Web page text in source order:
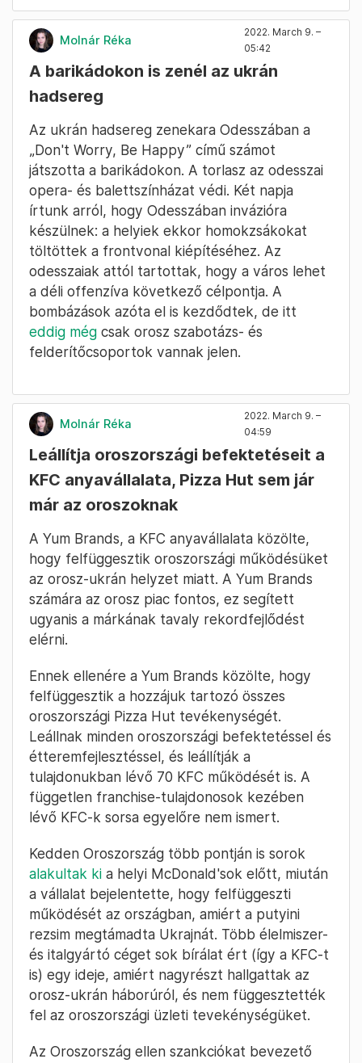
Molnár Réka
2022. March 9. –
05:42
A barikádokon is zenél az ukrán
hadsereg
Az ukrán hadsereg zenekara Odesszában a
„Don't Worry, Be Happy” című számot
játszotta a barikádokon. A torlasz az odesszai
opera- és balettszínházat védi. Két napja
írtunk arról, hogy Odesszában invázióra
készülnek: a helyiek ekkor homokzsákokat
töltöttek a frontvonal kiépítéséhez. Az
odesszaiak attól tartottak, hogy a város lehet
a déli offenzíva következő célpontja. A
bombázások azóta el is kezdődtek, de itt
eddig még csak orosz szabotázs- és
felderítőcsoportok vannak jelen.
Molnár Réka
2022. March 9. –
04:59
Leállítja oroszországi befektetéseit a
KFC anyavállalata, Pizza Hut sem jár
már az oroszoknak
A Yum Brands, a KFC anyavállalata közölte,
hogy felfüggesztik oroszországi működésüket
az orosz-ukrán helyzet miatt. A Yum Brands
számára az orosz piac fontos, ez segített
ugyanis a márkának tavaly rekordfejlődést
elérni.
Ennek ellenére a Yum Brands közölte, hogy
felfüggesztik a hozzájuk tartozó összes
oroszországi Pizza Hut tevékenységét.
Leállnak minden oroszországi befektetéssel és
étteremfejlesztéssel, és leállítják a
tulajdonukban lévő 70 KFC működését is. A
független franchise-tulajdonosok kezében
lévő KFC-k sorsa egyelőre nem ismert.
Kedden Oroszország több pontján is sorok
alakultak ki a helyi McDonald'sok előtt, miután
a vállalat bejelentette, hogy felfüggeszti
működését az országban, amiért a putyini
rezsim megtámadta Ukrajnát. Több élelmiszer-
és italgyártó céget sok bírálat ért (így a KFC-t
is) egy ideje, amiért nagyrészt hallgattak az
orosz-ukrán háborúról, és nem függesztették
fel az oroszországi üzleti tevekénységüket.
Az Oroszország ellen szankciókat bevezető